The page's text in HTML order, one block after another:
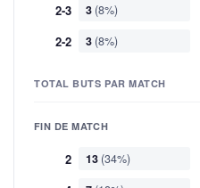
2-3 3 (8%)
2-2 3 (8%)
TOTAL BUTS PAR MATCH
FIN DE MATCH
2 13 (34%)